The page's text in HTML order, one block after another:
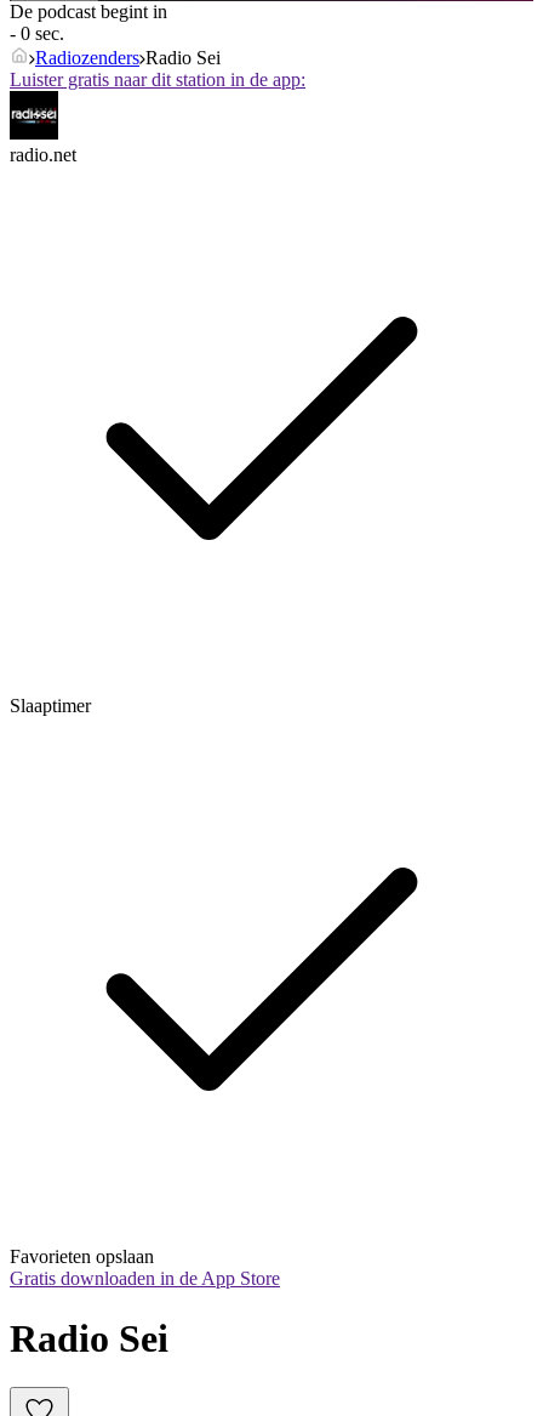
De podcast begint in
- 0 sec.
Radiozenders Radio Sei
Luister gratis naar dit station in de app:
radio.net
Slaaptimer
Favorieten opslaan
Gratis downloaden in de App Store
Radio Sei